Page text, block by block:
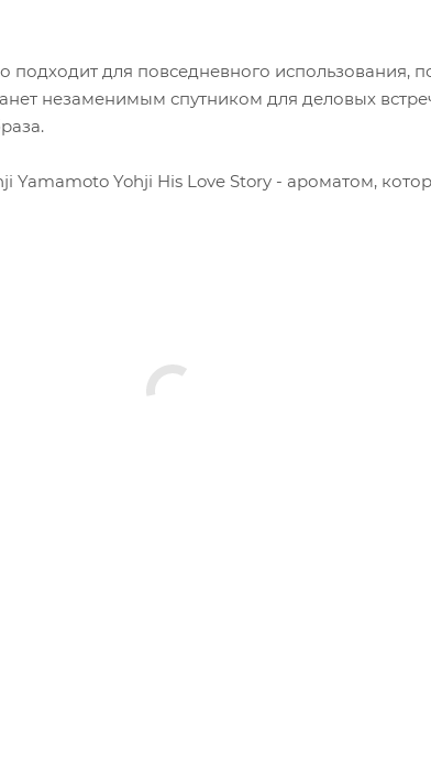
подходит для повседневного использования,
незаменимым спутником для деловых
Yamamoto Yohji His Love Story - ароматом,